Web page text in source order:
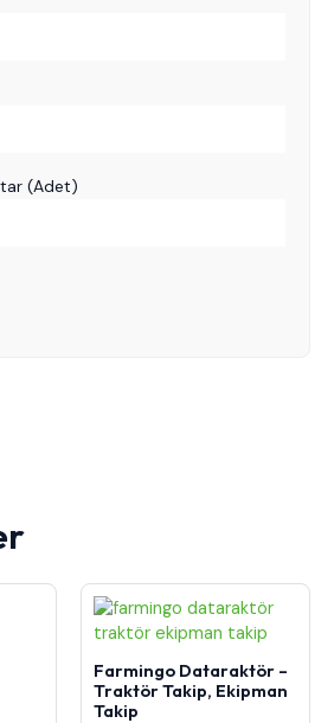
(Adet)
Farmingo Dataraktör –
Traktör Takip, Ekipman
Takip